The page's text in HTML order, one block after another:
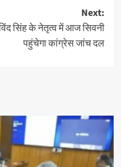
Next:
सिंह के नेतृत्व में आज सिवनी
पहुंचेगा कांग्रेस जांच दल